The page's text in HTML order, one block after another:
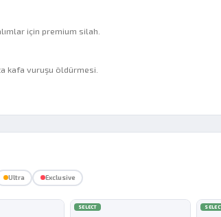
için premium silah.
kafa vuruşu öldürmesi.
Ultra Exclusive
SELECT